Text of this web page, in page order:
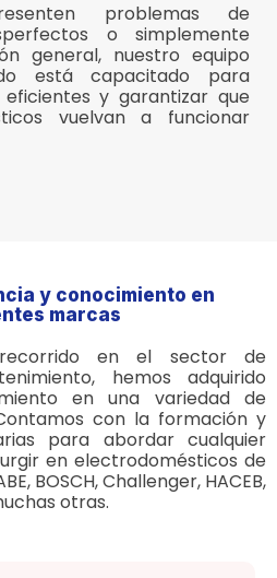
problemas de
o simplemente
general, nuestro equipo
está capacitado para
y garantizar que
vuelvan a funcionar
y conocimiento en
marcas
en el sector de
hemos adquirido
en una variedad de
con la formación y
para abordar cualquier
en electrodomésticos de
BOSCH, Challenger, HACEB,
otras.